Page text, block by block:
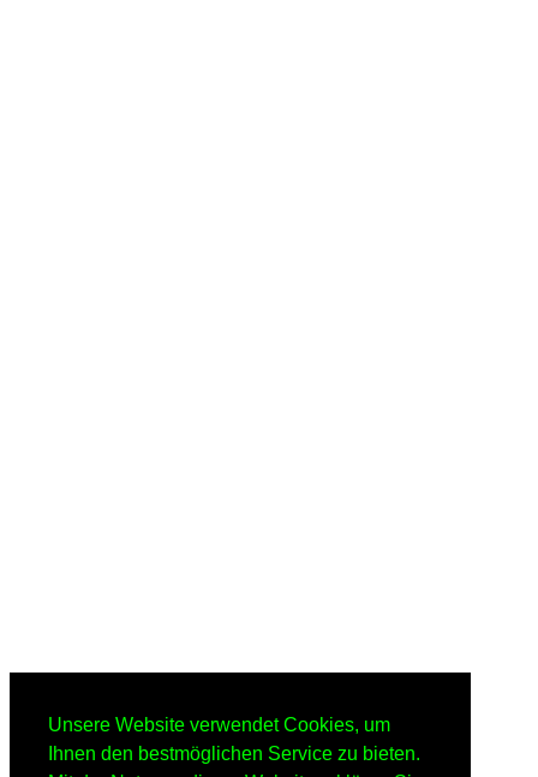
Unsere Website verwendet Cookies, um
Ihnen den bestmöglichen Service zu bieten.